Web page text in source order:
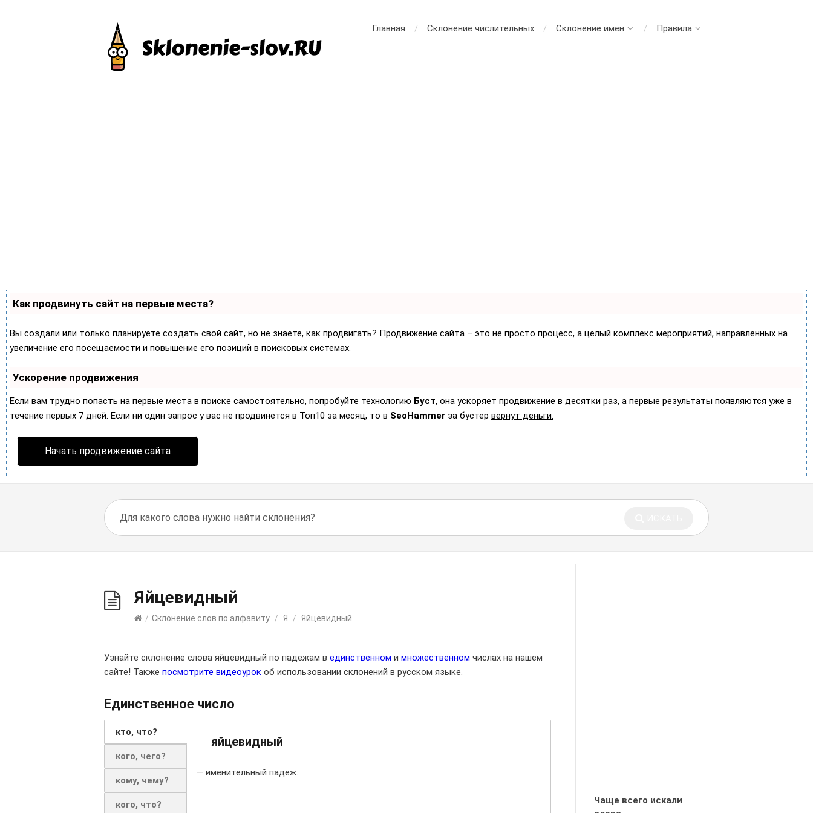
Главная Склонение числительных Склонение имен Правила
Как продвинуть сайт на первые места?
Вы создали или только планируете создать свой сайт, но не знаете, как продвигать? Продвижение сайта – это не просто процесс, а целый комплекс мероприятий, направленных на
увеличение его посещаемости и повышение его позиций в поисковых системах.
Ускорение продвижения
Если вам трудно попасть на первые места в поиске самостоятельно, попробуйте технологию Буст, она ускоряет продвижение в десятки раз, а первые результаты появляются уже в
течение первых 7 дней. Если ни один запрос у вас не продвинется в Топ10 за месяц, то в SeoHammer за бустер вернут деньги.
Начать продвижение сайта
Яйцевидный
/ Склонение слов по алфавиту / Я / Яйцевидный
Узнайте склонение слова яйцевидный по падежам в единственном и множественном числах на нашем
сайте! Также посмотрите видеоурок об использовании склонений в русском языке.
Единственное число
кто, что?
кого, чего?
кому, чему?
кого, что?
яйцевидный
— именительный падеж.
Чаще всего искали